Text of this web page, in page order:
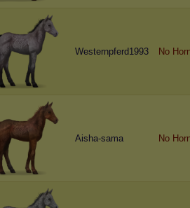
Westernpferd1993 No
Aisha-sama No